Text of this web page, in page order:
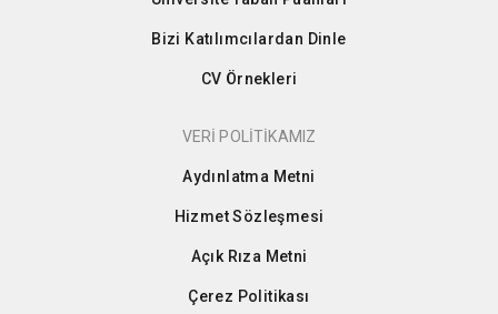
Bizi Katılımcılardan Dinle
CV Örnekleri
VERİ POLİTİKAMIZ
Aydınlatma Metni
Hizmet Sözleşmesi
Açık Rıza Metni
Çerez Politikası